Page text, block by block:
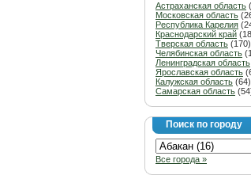
Астраханская область
Московская область
Республика Карелия
Краснодарский край
Тверская область (170)
Челябинская область
Ленинградская область
Ярославская область
Калужская область (64)
Самарская область
Поиск по городу
Все города »